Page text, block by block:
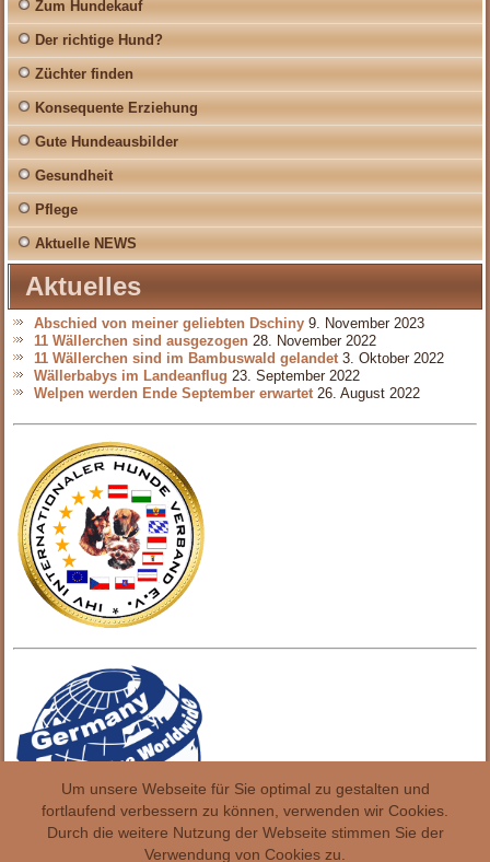
Zum Hundekauf
Der richtige Hund?
Züchter finden
Konsequente Erziehung
Gute Hundeausbilder
Gesundheit
Pflege
Aktuelle NEWS
Aktuelles
Abschied von meiner geliebten Dschiny 9. November 2023
11 Wällerchen sind ausgezogen 28. November 2022
11 Wällerchen sind im Bambuswald gelandet 3. Oktober 2022
Wällerbabys im Landeanflug 23. September 2022
Welpen werden Ende September erwartet 26. August 2022
Um unsere Webseite für Sie optimal zu gestalten und
fortlaufend verbessern zu können, verwenden wir Cookies.
Durch die weitere Nutzung der Webseite stimmen Sie der
Verwendung von Cookies zu.